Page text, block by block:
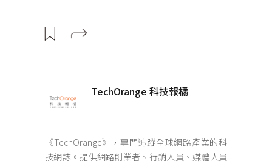
TechOrange 科技報橘
《TechOrange》，專門追蹤全球網路產業的科
技網誌。提供網路創業者、行銷人員、媒體人員